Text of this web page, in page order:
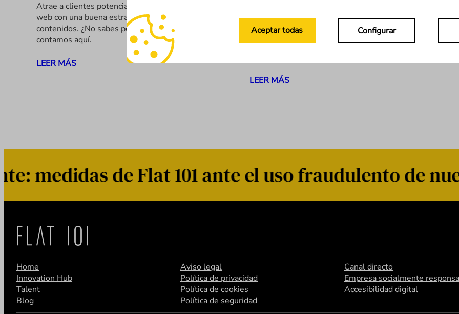
Configurar
Aceptar todas
Atrae a clientes potenciales y mejora el SEO de tu
web con una buena estrategia de marketing de
contenidos. ¿No sabes por dónde empezar? Te lo
contamos aquí.
LEER MÁS
Caso práctico Es importante ofrecer a los usuarios
lo que necesitan en el momento en que ellos lo
LEER MÁS
medidas de Flat 101 ante el uso fraudulento de
Home
Innovation Hub
Talent
Blog
Aviso legal
Política de privacidad
Política de cookies
Política de seguridad
Canal directo
Empresa socialmente
Accesibilidad digital